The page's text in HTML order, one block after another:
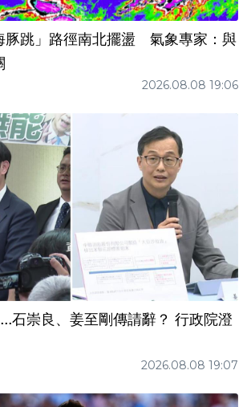
豚跳」路徑南北擺盪 氣象專家：與
2026.08.08 19:06
良、姜至剛傳請辭？ 行政院澄
2026.08.08 19:07